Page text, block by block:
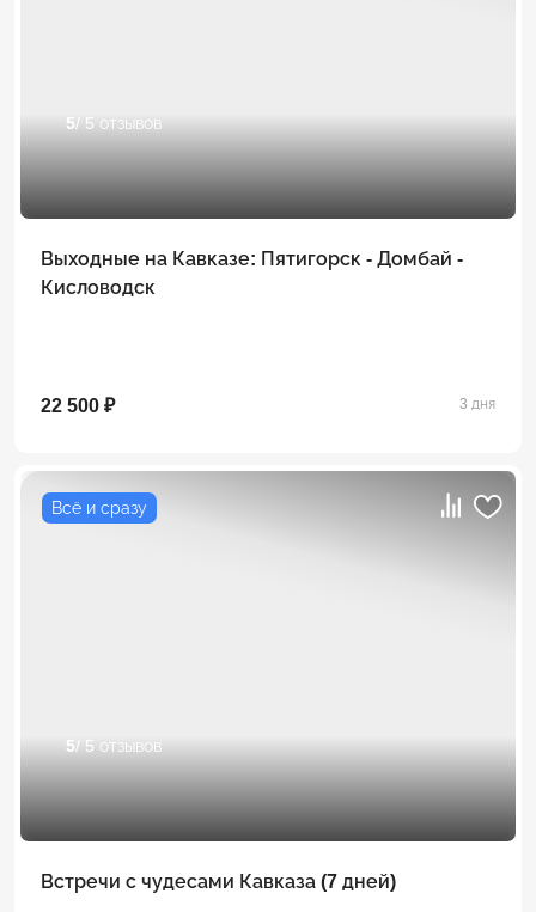
5/ 5 отзывов
Выходные на Кавказе: Пятигорск - Домбай -
Кисловодск
22 500 ₽ 3 дня
Всё и сразу
5/ 5 отзывов
Встречи с чудесами Кавказа (7 дней)